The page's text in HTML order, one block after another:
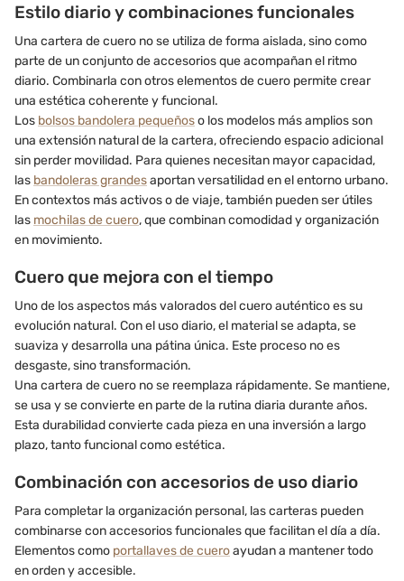
Estilo diario y combinaciones funcionales
Una cartera de cuero no se utiliza de forma aislada, sino como
parte de un conjunto de accesorios que acompañan el ritmo
diario. Combinarla con otros elementos de cuero permite crear
una estética coherente y funcional.
Los bolsos bandolera pequeñoso los modelos más amplios son
una extensión natural de la cartera, ofreciendo espacio adicional
sin perder movilidad. Para quienes necesitan mayor capacidad,
las bandoleras grandesaportan versatilidad en el entorno urbano.
En contextos más activos o de viaje, también pueden ser útiles
las mochilas de cuero, que combinan comodidad y organización
en movimiento.
Cuero que mejora con el tiempo
Uno de los aspectos más valorados del cuero auténtico es su
evolución natural. Con el uso diario, el material se adapta, se
suaviza y desarrolla una pátina única. Este proceso no es
desgaste, sino transformación.
Una cartera de cuero no se reemplaza rápidamente. Se mantiene,
se usa y se convierte en parte de la rutina diaria durante años.
Esta durabilidad convierte cada pieza en una inversión a largo
plazo, tanto funcional como estética.
Combinación con accesorios de uso diario
Para completar la organización personal, las carteras pueden
combinarse con accesorios funcionales que facilitan el día a día.
Elementos como portallaves de cueroayudan a mantener todo
en orden y accesible.